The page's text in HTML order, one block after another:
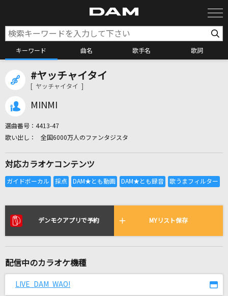
キーワード 曲名 歌手名 歌詞
カラオケ検索
全国りれき
Travis Japan
FUNKY MONKEY BABYS
#ヤッチャイタイ
[ ヤッチャイタイ ]
MINMI
選曲番号： 4413-47
全国6000万人のファンタジスタ
対応カラオケコンテンツ
デンモクアプリで予約 MYリスト保存
配信中のカラオケ機種
LIVE DAM WAO!